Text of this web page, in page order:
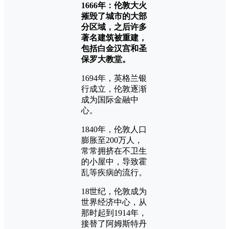
1666年：伦敦大火
摧毁了城市的大部
分区域，之后许多
著名建筑被重建，
包括白金汉宫和圣
保罗大教堂。
1694年，英格兰银
行成立，伦敦逐渐
成为国际金融中
心。
1840年，伦敦人口
膨胀至200万人，
常常拥挤在不卫生
的小屋中，导致霍
乱等疾病的流行。
18世纪，伦敦成为
世界经济中心，从
那时起到1914年，
接替了阿姆斯特丹